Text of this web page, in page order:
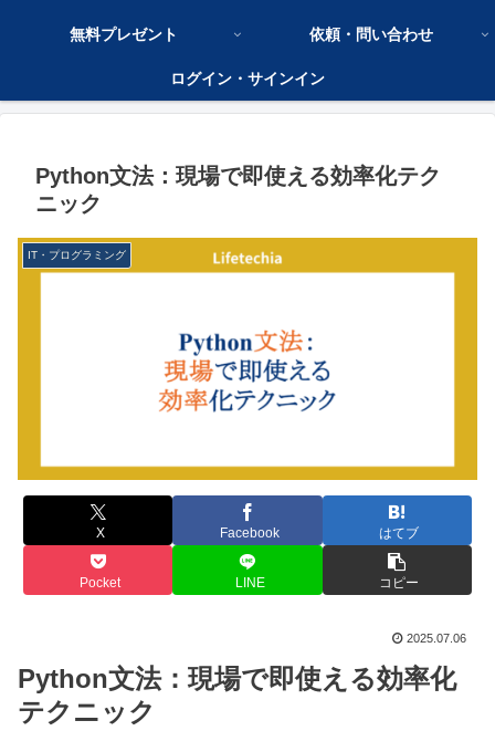
無料プレゼント 依頼・問い合わせ
ログイン・サインイン
Python文法：現場で即使える効率化テク
ニック
IT・プログラミング
X Facebook はてブ
Pocket LINE コピー
2025.07.06
Python文法：現場で即使える効率化
テクニック